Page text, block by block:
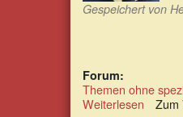
Gespeichert von
Forum:
Themen ohne
Weiterlesen über
Zum